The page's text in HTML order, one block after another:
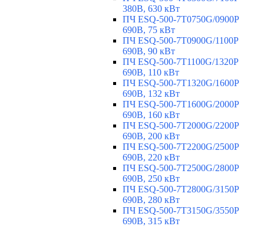
380В, 630 кВт
ПЧ ESQ-500-7T0750G/0900P
690В, 75 кВт
ПЧ ESQ-500-7T0900G/1100P
690В, 90 кВт
ПЧ ESQ-500-7T1100G/1320P
690В, 110 кВт
ПЧ ESQ-500-7T1320G/1600P
690В, 132 кВт
ПЧ ESQ-500-7T1600G/2000P
690В, 160 кВт
ПЧ ESQ-500-7T2000G/2200P
690В, 200 кВт
ПЧ ESQ-500-7T2200G/2500P
690В, 220 кВт
ПЧ ESQ-500-7T2500G/2800P
690В, 250 кВт
ПЧ ESQ-500-7T2800G/3150P
690В, 280 кВт
ПЧ ESQ-500-7T3150G/3550P
690В, 315 кВт